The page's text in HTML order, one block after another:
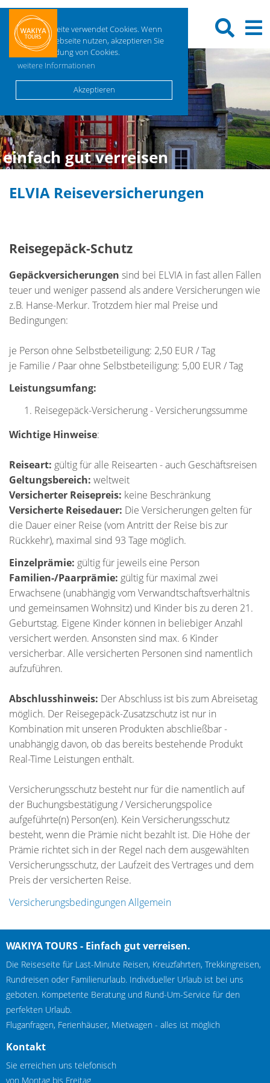
Diese Webseite verwendet Cookies. Wenn
Sie diese Webseite nutzen, akzeptieren Sie
die Verwendung von Cookies.
weitere Informationen
Akzeptieren
einfach gut verreisen
ELVIA Reiseversicherungen
Reisegepäck-Schutz
Gepäckversicherungen sind bei ELVIA in fast allen Fällen
teuer und weniger passend als andere Versicherungen wie
z.B. Hanse-Merkur. Trotzdem hier mal Preise und
Bedingungen:
je Person ohne Selbstbeteiligung: 2,50 EUR / Tag
je Familie / Paar ohne Selbstbeteiligung: 5,00 EUR / Tag
Leistungsumfang:
Reisegepäck-Versicherung - Versicherungssumme
Wichtige Hinweise:
Reiseart: gültig für alle Reisearten - auch Geschäftsreisen
Geltungsbereich: weltweit
Versicherter Reisepreis: keine Beschränkung
Versicherte Reisedauer: Die Versicherungen gelten für
die Dauer einer Reise (vom Antritt der Reise bis zur
Rückkehr), maximal sind 93 Tage möglich.
Einzelprämie: gültig für jeweils eine Person
Familien-/Paarprämie: gültig für maximal zwei
Erwachsene (unabhängig vom Verwandtschaftsverhältnis
und gemeinsamen Wohnsitz) und Kinder bis zu deren 21.
Geburtstag. Eigene Kinder können in beliebiger Anzahl
versichert werden. Ansonsten sind max. 6 Kinder
versicherbar. Alle versicherten Personen sind namentlich
aufzuführen.
Abschlusshinweis: Der Abschluss ist bis zum Abreisetag
möglich. Der Reisegepäck-Zusatzschutz ist nur in
Kombination mit unseren Produkten abschließbar -
unabhängig davon, ob das bereits bestehende Produkt
Real-Time Leistungen enthält.
Versicherungsschutz besteht nur für die namentlich auf
der Buchungsbestätigung / Versicherungspolice
aufgeführte(n) Person(en). Kein Versicherungsschutz
besteht, wenn die Prämie nicht bezahlt ist. Die Höhe der
Prämie richtet sich in der Regel nach dem ausgewählten
Versicherungsschutz, der Laufzeit des Vertrages und dem
Preis der versicherten Reise.
Versicherungsbedingungen Allgemein
WAKIYA TOURS - Einfach gut verreisen.
Die Reiseseite für Last-Minute Reisen, Kreuzfahrten, Trekkingreisen,
Rundreisen oder Familienurlaub. Individueller Urlaub ist bei uns
geboten. Kompetente Beratung und Rund-Um-Service für den
perfekten Urlaub.
Fluganfragen, Ferienhäuser, Mietwagen - alles ist möglich
Kontakt
Sie erreichen uns telefonisch
von Montag bis Freitag